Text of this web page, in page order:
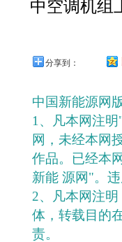
中空调机组
分享到：
中国新能源网
1、凡本网注
网，未经本网
作品。已经本
新能 源网"。
2、凡本网注
体，转载目的
责。